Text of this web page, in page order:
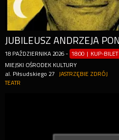
18 PAŹDZIERNIKA 2026 - 18:00 | KUP-BILET
MIEJSKI OŚRODEK KULTURY
al. Piłsudskiego 27
JASTRZĘBIE ZDRÓJ
TEATR